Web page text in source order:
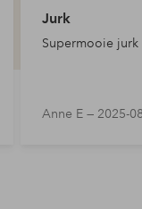
Jurk
Supermooie
Anne E — 2025-